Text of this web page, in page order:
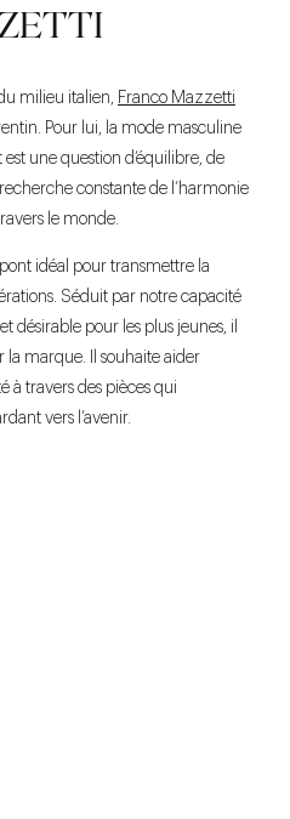
milieu italien, Franco Mazzetti
Pour lui, la mode masculine
une question d’équilibre, de
constante de l’harmonie
le monde.
idéal pour transmettre la
Séduit par notre capacité
désirable pour les plus jeunes, il
la marque. Il souhaite aider
à travers des pièces qui
vers l’avenir.